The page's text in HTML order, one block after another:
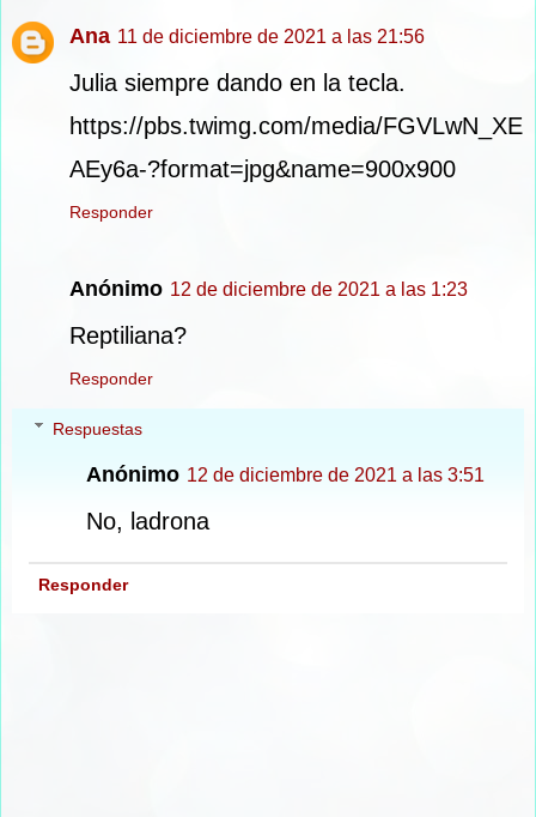
Ana 11 de diciembre de 2021 a las 21:56
Julia siempre dando en la tecla.
https://pbs.twimg.com/media/FGVLwN_XE
AEy6a-?format=jpg&name=900x900
Responder
Anónimo 12 de diciembre de 2021 a las 1:23
Reptiliana?
Responder
Respuestas
Anónimo 12 de diciembre de 2021 a las 3:51
No, ladrona
Responder